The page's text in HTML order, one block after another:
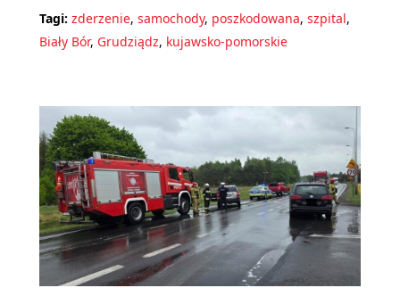
Tagi: zderzenie, samochody, poszkodowana, szpital,
Biały Bór, Grudziądz, kujawsko-pomorskie